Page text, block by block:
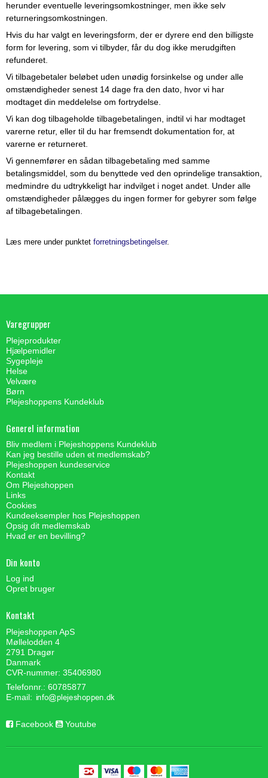
herunder eventuelle leveringsomkostninger, men ikke selv
returneringsomkostningen.
Hvis du har valgt en leveringsform, der er dyrere end den billigste
form for levering, som vi tilbyder, får du dog ikke merudgiften
refunderet.
Vi tilbagebetaler beløbet uden unødig forsinkelse og under alle
omstændigheder senest 14 dage fra den dato, hvor vi har
modtaget din meddelelse om fortrydelse.
Vi kan dog tilbageholde tilbagebetalingen, indtil vi har modtaget
varerne retur, eller til du har fremsendt dokumentation for, at
varerne er returneret.
Vi gennemfører en sådan tilbagebetaling med samme
betalingsmiddel, som du benyttede ved den oprindelige transaktion,
medmindre du udtrykkeligt har indvilget i noget andet. Under alle
omstændigheder pålægges du ingen former for gebyrer som følge
af tilbagebetalingen.
Læs mere under punktet forretningsbetingelser.
Varegrupper
Plejeprodukter
Hjælpemidler
Sygepleje
Helse
Velvære
Børn
Plejeshoppens Kundeklub
Generel information
Bliv medlem i Plejeshoppens Kundeklub
Kan jeg bestille uden et medlemskab?
Plejeshoppen kundeservice
Kontakt
Om Plejeshoppen
Links
Cookies
Kundeeksempler hos Plejeshoppen
Opsig dit medlemskab
Hvad er en bevilling?
Din konto
Log ind
Opret bruger
Kontakt
Plejeshoppen ApS
Møllelodden 4
2791 Dragør
Danmark
CVR-nummer: 35406980
Telefonnr.: 60785877
E-mail:
Facebook Youtube